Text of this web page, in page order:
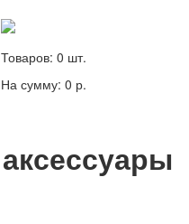
Товаров: 0 шт.
На сумму: 0 р.